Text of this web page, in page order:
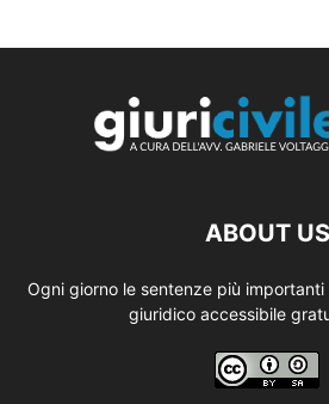
ABOUT US
Ogni giorno le sentenze più
giuridico accessibile